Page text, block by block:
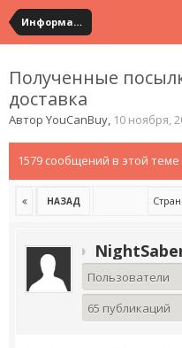
Информация по полученным посылкам
Полученные
доставка
Автор YouCanBuy, 10 ноября,
1579 сообщений в этой теме
НАЗАД
Пользователи
65 публикаций